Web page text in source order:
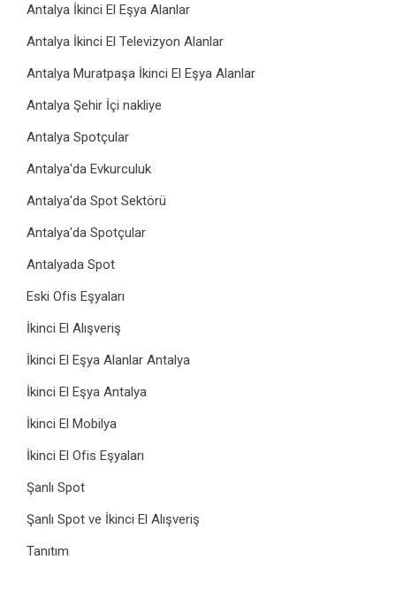
Antalya İkinci El Eşya Alanlar
Antalya İkinci El Televizyon Alanlar
Antalya Muratpaşa İkinci El Eşya Alanlar
Antalya Şehir İçi nakliye
Antalya Spotçular
Antalya'da Evkurculuk
Antalya'da Spot Sektörü
Antalya'da Spotçular
Antalyada Spot
Eski Ofis Eşyaları
İkinci El Alışveriş
İkinci El Eşya Alanlar Antalya
İkinci El Eşya Antalya
İkinci El Mobilya
İkinci El Ofis Eşyaları
Şanlı Spot
Şanlı Spot ve İkinci El Alışveriş
Tanıtım